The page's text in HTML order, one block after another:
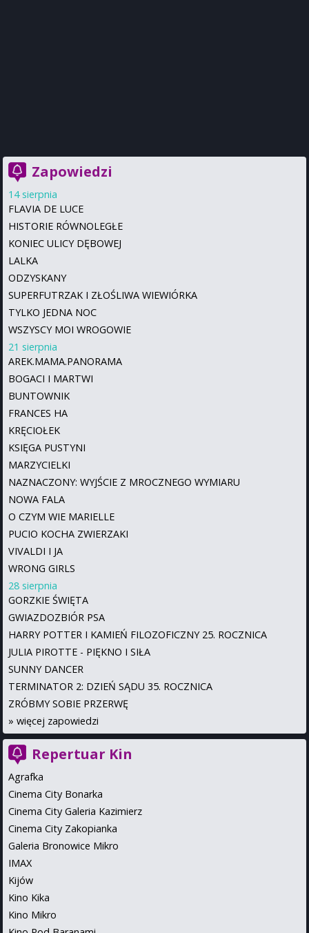
Zapowiedzi
14 sierpnia
FLAVIA DE LUCE
HISTORIE RÓWNOLEGŁE
KONIEC ULICY DĘBOWEJ
LALKA
ODZYSKANY
SUPERFUTRZAK I ZŁOŚLIWA WIEWIÓRKA
TYLKO JEDNA NOC
WSZYSCY MOI WROGOWIE
21 sierpnia
AREK.MAMA.PANORAMA
BOGACI I MARTWI
BUNTOWNIK
FRANCES HA
KRĘCIOŁEK
KSIĘGA PUSTYNI
MARZYCIELKI
NAZNACZONY: WYJŚCIE Z MROCZNEGO WYMIARU
NOWA FALA
O CZYM WIE MARIELLE
PUCIO KOCHA ZWIERZAKI
VIVALDI I JA
WRONG GIRLS
28 sierpnia
GORZKIE ŚWIĘTA
GWIAZDOZBIÓR PSA
HARRY POTTER I KAMIEŃ FILOZOFICZNY 25. ROCZNICA
JULIA PIROTTE - PIĘKNO I SIŁA
SUNNY DANCER
TERMINATOR 2: DZIEŃ SĄDU 35. ROCZNICA
ZRÓBMY SOBIE PRZERWĘ
» więcej zapowiedzi
Repertuar Kin
Agrafka
Cinema City Bonarka
Cinema City Galeria Kazimierz
Cinema City Zakopianka
Galeria Bronowice Mikro
IMAX
Kijów
Kino Kika
Kino Mikro